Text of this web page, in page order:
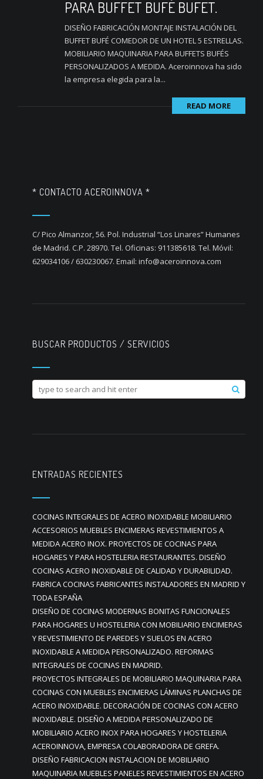
PARA BUFFET BUFÉ BUFET.
DISEÑO FABRICACIÓN MONTAJE INSTALACIÓN DEL
BUFFET BUFÉ COMEDOR DE UN HOTEL 5 ESTRELLAS.
MOBILIARIO MAQUINARIA PARA BUFFETS BUFÉS
PERSONALIZADOS A MEDIDA. Aceroinnova ha sido
la empresa elegida para la...
READ MORE
* CONTACTO ACEROINNOVA *
C/ Pico Almanzor, 56. Pol. Industrial “Los Linares” Humanes
de Madrid. C.P. 28970. Tel. Oficinas: 911385618. Tel. Móvil:
629034106 / 630230067. Email: info@aceroinnova.com
BUSCAR PRODUCTOS / SERVICIOS
ENTRADAS RECIENTES
COCINAS INTEGRALES DE ACERO INOXIDABLE MOBILIARIO
ACCESORIOS MUEBLES ENCIMERAS REVESTIMIENTOS A
MEDIDA ACERO INOX. PROYECTOS DE COCINAS PARA
HOGARES Y PARA HOSTELERIA RESTAURANTES. DISEÑO
COCINAS ACERO INOXIDABLE DE CALIDAD Y DURABILIDAD.
FABRICA COCINAS FABRICANTES INSTALADORES EN MADRID Y
TODA ESPAÑA
DISEÑO DE COCINAS MODERNAS BONITAS FUNCIONALES
PARA HOGARES U HOSTELERIA CON MOBILIARIO ENCIMERAS
Y REVESTIMIENTO DE PAREDES Y SUELOS EN ACERO
INOXIDABLE A MEDIDA PERSONALIZADO. REFORMAS
INTEGRALES DE COCINAS EN MADRID.
PROYECTOS INTEGRALES DE MOBILIARIO MAQUINARIA PARA
COCINAS CON MUEBLES ENCIMERAS LÁMINAS PLANCHAS DE
ACERO INOXIDABLE. DECORACIÓN DE COCINAS CON ACERO
INOXIDABLE. DISEÑO A MEDIDA PERSONALIZADO DE
MOBILIARIO ACERO INOX PARA HOGARES Y HOSTELERIA
ACEROINNOVA, EMPRESA COLABORADORA DE GREFA.
DISEÑO FABRICACION INSTALACION DE MOBILIARIO
MAQUINARIA MUEBLES PANELES REVESTIMIENTOS EN ACERO